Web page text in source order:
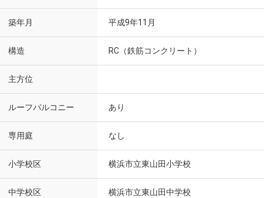
築年月 平成9年11月
構造 RC（鉄筋コンクリート）
主方位
ルーフバルコニー あり
専用庭 なし
小学校区 横浜市立東山田小学校
中学校区 横浜市立東山田中学校